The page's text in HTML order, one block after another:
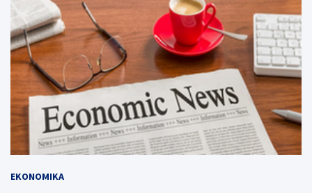
EKONOMIKA